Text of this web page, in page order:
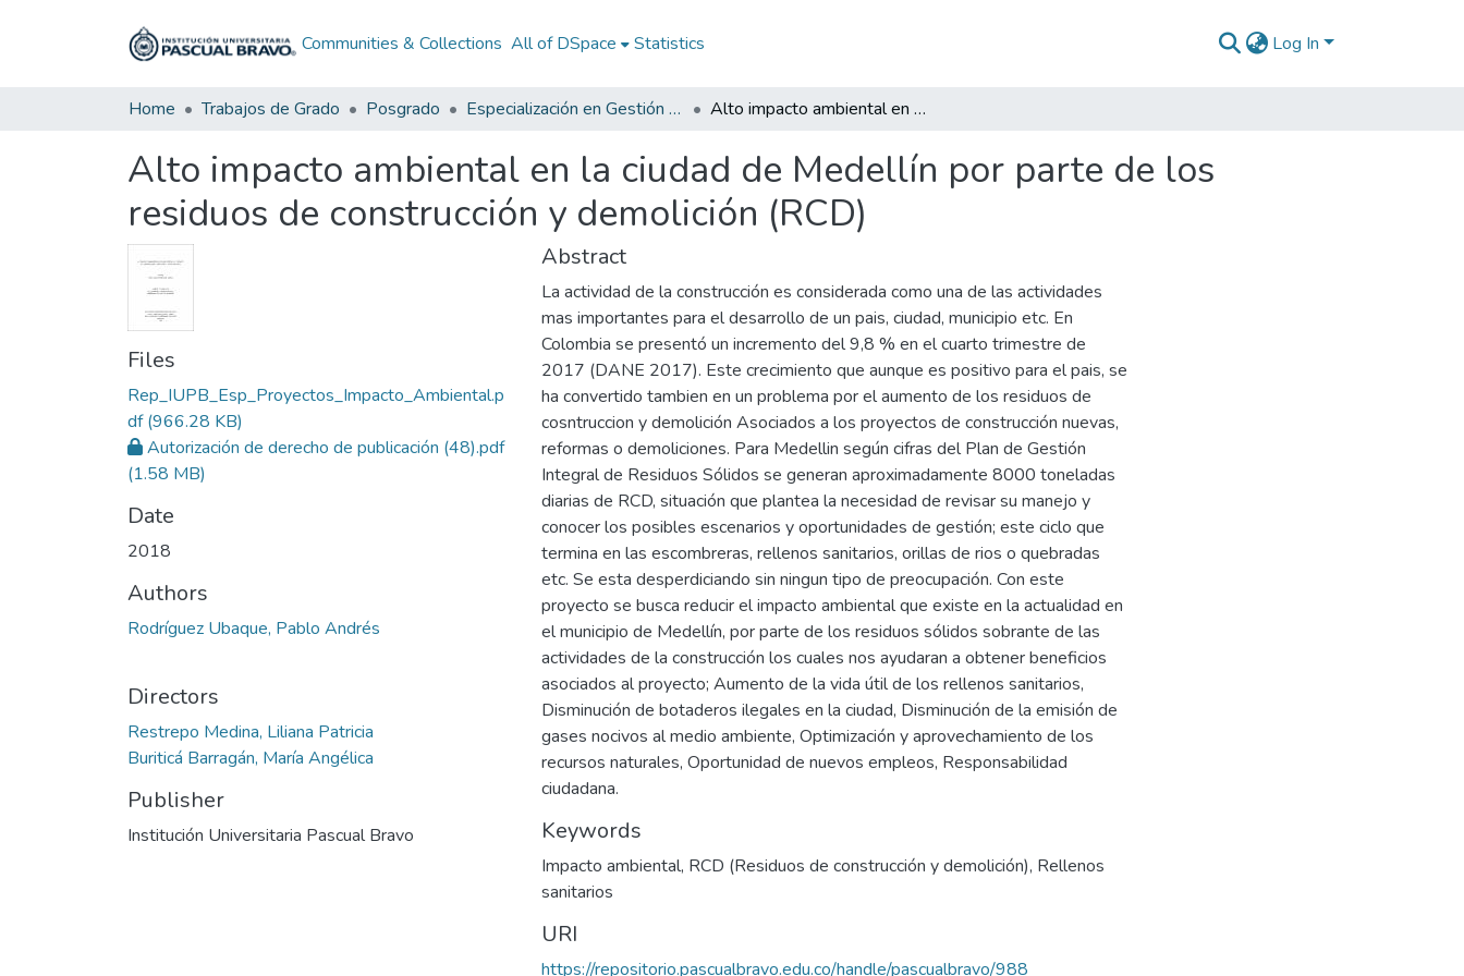
Communities & Collections All of DSpace Statistics Log In
Home Trabajos de Grado Posgrado Especialización en Gestión de Proyectos Alto impacto ambiental en la ciudad de Medellín por parte de los residuos de construcción y demolición (RCD)
Alto impacto ambiental en la ciudad de Medellín por parte de los
residuos de construcción y demolición (RCD)
Files
Rep_IUPB_Esp_Proyectos_Impacto_Ambiental.p
df(966.28 KB)
Autorización de derecho de publicación (48).pdf
(1.58 MB)
Date
2018
Authors
Rodríguez Ubaque, Pablo Andrés
Directors
Restrepo Medina, Liliana Patricia
Buriticá Barragán, María Angélica
Publisher
Institución Universitaria Pascual Bravo
Abstract
La actividad de la construcción es considerada como una de las actividades
mas importantes para el desarrollo de un pais, ciudad, municipio etc. En
Colombia se presentó un incremento del 9,8 % en el cuarto trimestre de
2017 (DANE 2017). Este crecimiento que aunque es positivo para el pais, se
ha convertido tambien en un problema por el aumento de los residuos de
cosntruccion y demolición Asociados a los proyectos de construcción nuevas,
reformas o demoliciones. Para Medellin según cifras del Plan de Gestión
Integral de Residuos Sólidos se generan aproximadamente 8000 toneladas
diarias de RCD, situación que plantea la necesidad de revisar su manejo y
conocer los posibles escenarios y oportunidades de gestión; este ciclo que
termina en las escombreras, rellenos sanitarios, orillas de rios o quebradas
etc. Se esta desperdiciando sin ningun tipo de preocupación. Con este
proyecto se busca reducir el impacto ambiental que existe en la actualidad en
el municipio de Medellín, por parte de los residuos sólidos sobrante de las
actividades de la construcción los cuales nos ayudaran a obtener beneficios
asociados al proyecto; Aumento de la vida útil de los rellenos sanitarios,
Disminución de botaderos ilegales en la ciudad, Disminución de la emisión de
gases nocivos al medio ambiente, Optimización y aprovechamiento de los
recursos naturales, Oportunidad de nuevos empleos, Responsabilidad
ciudadana.
Keywords
Impacto ambiental, RCD (Residuos de construcción y demolición), Rellenos
sanitarios
URI
https://repositorio.pascualbravo.edu.co/handle/pascualbravo/988